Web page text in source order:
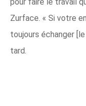
Zurface. « Si votre
toujours échanger
tard.